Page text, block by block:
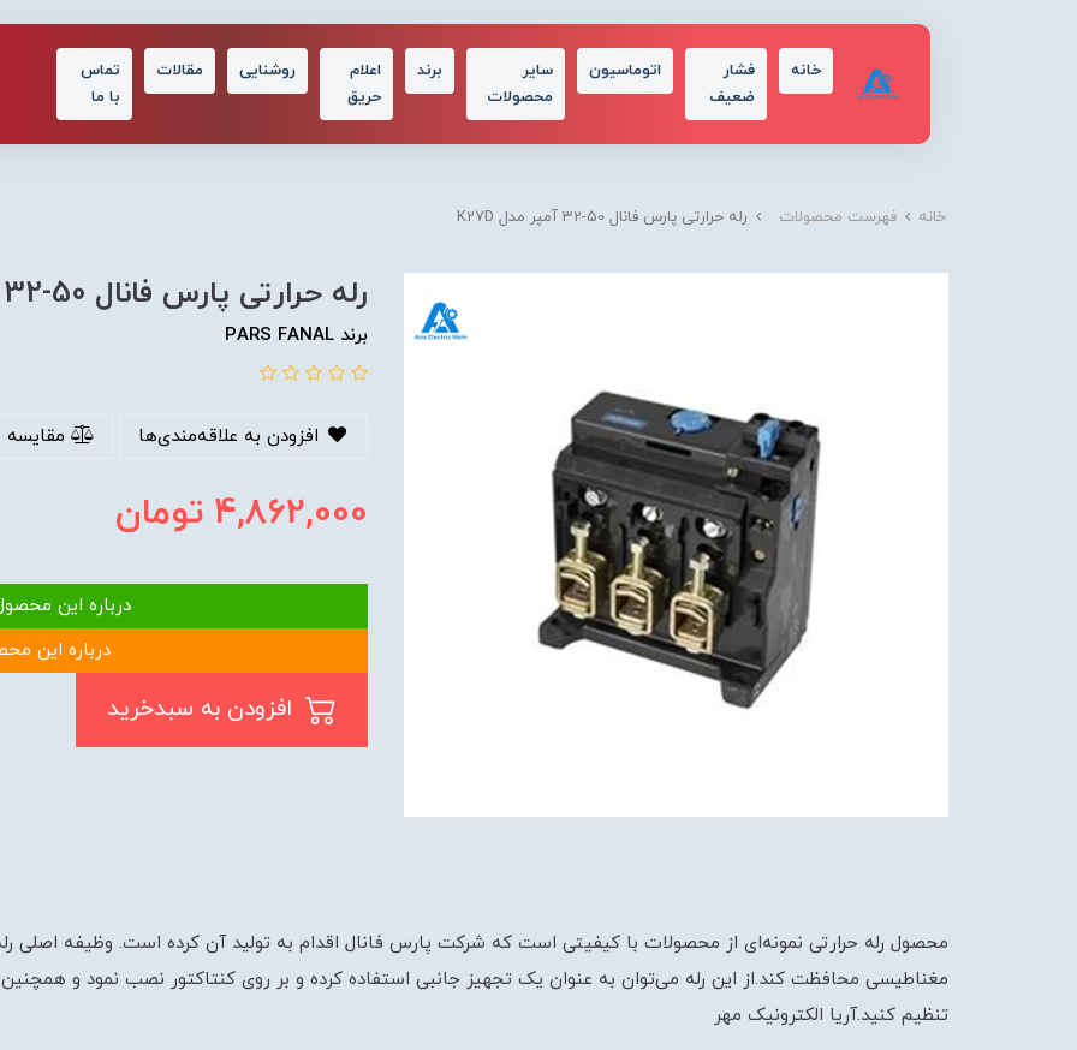
خانه
فشار
ضعیف
اتوماسیون
سایر
محصولات
برند
اعلام
حریق
روشنایی مقالات
تماس
با ما
خانه فهرست محصولات رله حرارتی پارس فانال 50-32 آمپر مدل K27D
رله حرارتی پارس فانال 50-32 آمپر مدل K27D
برند PARS FANAL
4,862,000 تومان
درباره این
درباره این
محصول رله حرارتی نمونه‌ای از محصولات با کیفیتی است که شرکت پارس فانال اقدام به تولید آن کرده است. وظیفه اصلی رله
مغناطیسی محافظت کند.از این رله می‌توان به عنوان یک تجهیز جانبی استفاده کرده و بر روی کنتاکتور نصب نمود و
تنظیم کنید.آریا الکترونیک مهر